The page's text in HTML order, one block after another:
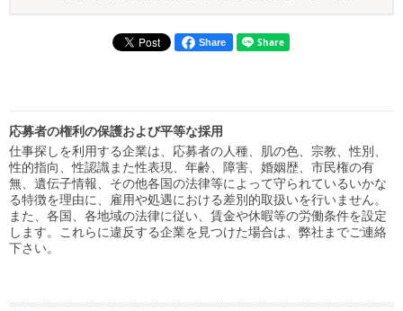
Share
応募者の権利の保護および平等な採用
仕事探しを利用する企業は、応募者の人種、肌の色、宗教、性別、
性的指向、性認識また性表現、年齢、障害、婚姻歴、市民権の有
無、遺伝子情報、その他各国の法律等によって守られているいかな
る特徴を理由に、雇用や処遇における差別的取扱いを行いません。
また、各国、各地域の法律に従い、賃金や休暇等の労働条件を設定
します。これらに違反する企業を見つけた場合は、弊社までご連絡
下さい。